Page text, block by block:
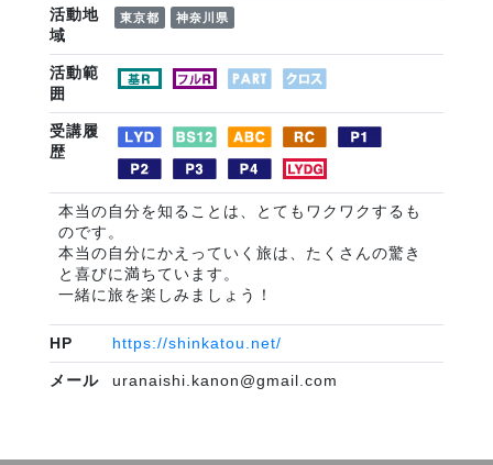
活動地
域
東京都 神奈川県
活動範
囲
受講履
歴
本当の自分を知ることは、とてもワクワクするも
のです。
本当の自分にかえっていく旅は、たくさんの驚き
と喜びに満ちています。
一緒に旅を楽しみましょう！
HP https://shinkatou.net/
メール uranaishi.kanon@gmail.com